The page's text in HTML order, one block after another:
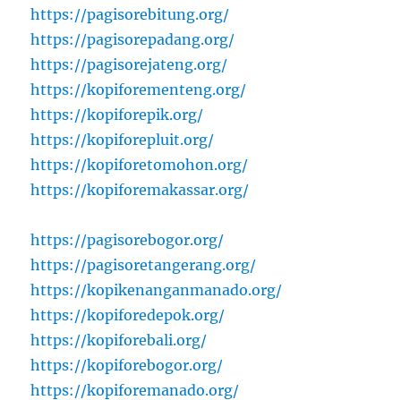
https://pagisorebitung.org/
https://pagisorepadang.org/
https://pagisorejateng.org/
https://kopiforementeng.org/
https://kopiforepik.org/
https://kopiforepluit.org/
https://kopiforetomohon.org/
https://kopiforemakassar.org/
https://pagisorebogor.org/
https://pagisoretangerang.org/
https://kopikenanganmanado.org/
https://kopiforedepok.org/
https://kopiforebali.org/
https://kopiforebogor.org/
https://kopiforemanado.org/